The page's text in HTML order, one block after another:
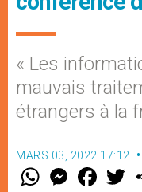
« Les
mauvais
étrangers à la
MARS 03, 2022 17:12
W M
e
F
a w